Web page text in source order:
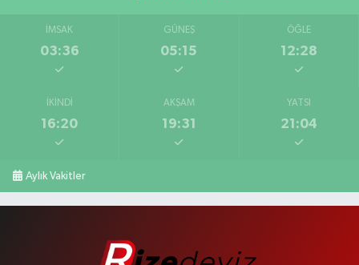
İMSAK
03:36
GÜNEŞ
05:15
ÖĞLE
12:28
İKINDI
16:20
AKŞAM
19:31
YATSI
21:04
Aylık Vakitler